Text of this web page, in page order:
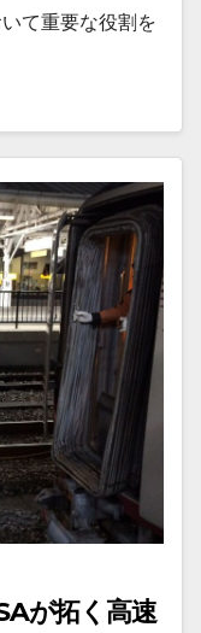
て重要な役割を
が拓く高速